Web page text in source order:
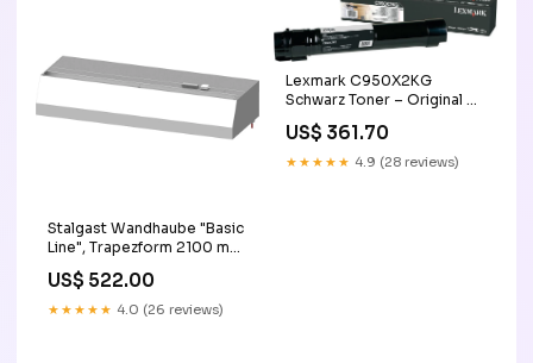
Stalgast Wandhaube "Basic
Line", Trapezform 2100 mm
x 800 mm mit
Flammschutzfilter Typ B OK
US$ 522.00
★★★★★ 4.0 (26 reviews)
Lexmark C950X2KG
Schwarz Toner – Original –
Lexmark C950de base-
discountable
US$ 361.70
★★★★★ 4.9 (28 reviews)